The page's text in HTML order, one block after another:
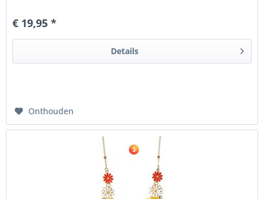
€ 19,95 *
Details
Onthouden